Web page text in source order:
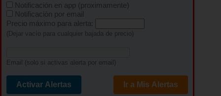
Notificación en app (proximamente)
Notificación por email
Precio máximo para alerta:
(Dejar vacío para cualquier bajada de precio)
Email (solo si activas alerta por email)
Activar Alertas Ir a Mis Alertas